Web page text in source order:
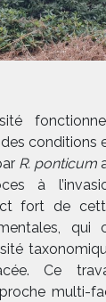
conditions
R. ponticum
à
fort de
qui
Ce
multi-